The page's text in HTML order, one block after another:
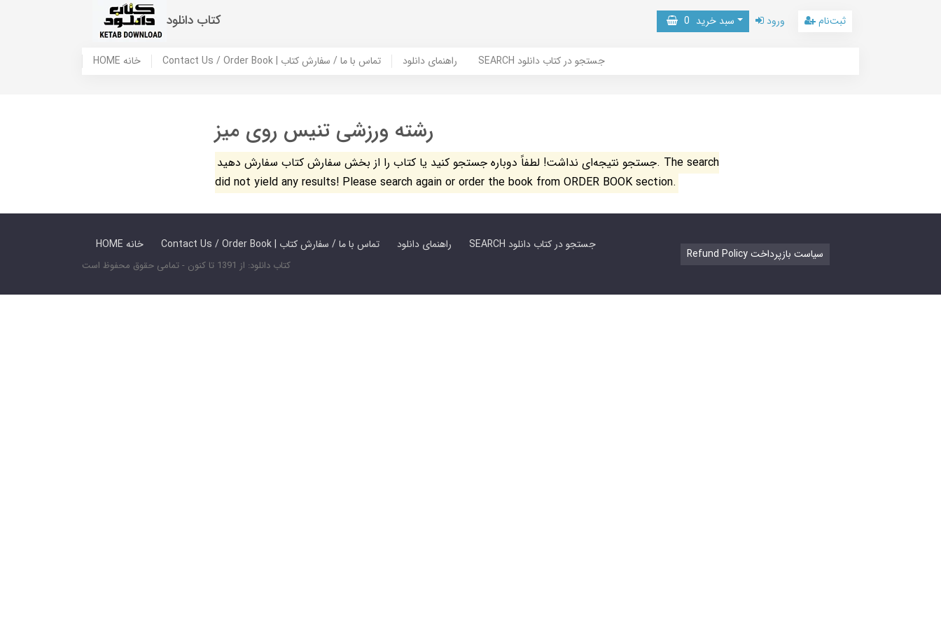
کتاب دانلود سبد خرید 0 ورود ثبت‌نام
HOME خانه Contact Us / Order Book | تماس با ما / سفارش کتاب راهنمای دانلود SEARCH جستجو در کتاب دانلود
رشته ورزشی تنیس روی میز
جستجو نتیجه‌ای نداشت! لطفاً دوباره جستجو کنید یا کتاب را از بخش سفارش کتاب سفارش دهید. The search
did not yield any results! Please search again or order the book from ORDER BOOK section.
HOME خانه Contact Us / Order Book | تماس با ما / سفارش کتاب راهنمای دانلود SEARCH جستجو در کتاب دانلود
کتاب دانلود: از 1391 تا کنون - تمامی حقوق محفوظ است
Refund Policy سیاست بازپرداخت